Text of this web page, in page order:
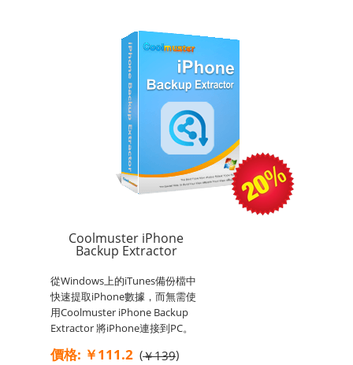
Coolmuster iPhone
Backup Extractor
從Windows上的iTunes備份檔中
快速提取iPhone數據，而無需使
用Coolmuster iPhone Backup
Extractor 將iPhone連接到PC。
價格: ￥111.2 (￥139)